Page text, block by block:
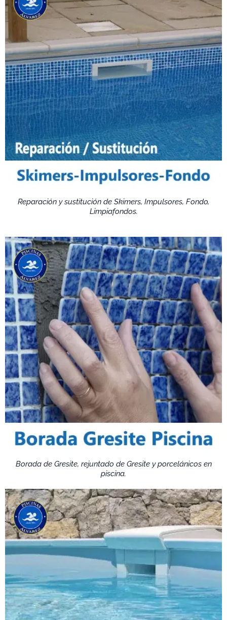
Reparación y sustitución de Skimers, Impulsores, Fondo,
Limpiafondos.
Borada de Gresite, rejuntado de Gresite y porcelánicos en
piscina.